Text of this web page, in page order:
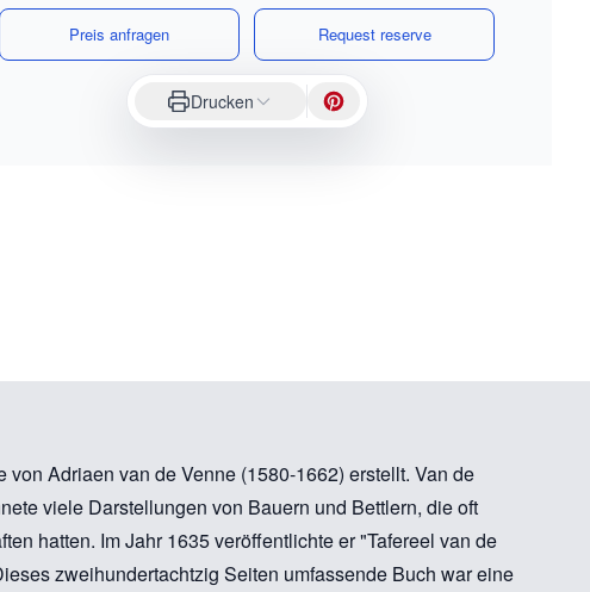
Preis anfragen Request reserve
Drucken
von Adriaen van de Venne (1580-1662) erstellt. Van de
viele Darstellungen von Bauern und Bettlern, die oft
hatten. Im Jahr 1635 veröffentlichte er "Tafereel van de
zweihundertachtzig Seiten umfassende Buch war eine